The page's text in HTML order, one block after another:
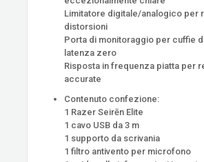
Limitatore digitale/analogico per
distorsioni
Porta di monitoraggio per cuffie
latenza zero
Risposta in frequenza piatta per
accurate
Contenuto confezione:
1 Razer Seirēn Elite
1 cavo USB da 3 m
1 supporto da scrivania
1 filtro antivento per microfono